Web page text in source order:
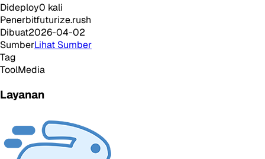
Dideploy0 kali
Penerbitfuturize.rush
Dibuat2026-04-02
SumberLihat Sumber
Tag
ToolMedia
Layanan